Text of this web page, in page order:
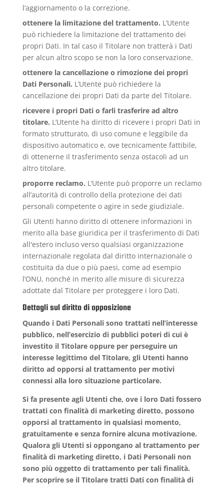
l’aggiornamento o la correzione.
ottenere la limitazione del trattamento. L’Utente
può richiedere la limitazione del trattamento dei
propri Dati. In tal caso il Titolare non tratterà i Dati
per alcun altro scopo se non la loro conservazione.
ottenere la cancellazione o rimozione dei propri
Dati Personali. L’Utente può richiedere la
cancellazione dei propri Dati da parte del Titolare.
ricevere i propri Dati o farli trasferire ad altro
titolare. L’Utente ha diritto di ricevere i propri Dati in
formato strutturato, di uso comune e leggibile da
dispositivo automatico e, ove tecnicamente fattibile,
di ottenerne il trasferimento senza ostacoli ad un
altro titolare.
proporre reclamo. L’Utente può proporre un reclamo
all’autorità di controllo della protezione dei dati
personali competente o agire in sede giudiziale.
Gli Utenti hanno diritto di ottenere informazioni in
merito alla base giuridica per il trasferimento di Dati
all'estero incluso verso qualsiasi organizzazione
internazionale regolata dal diritto internazionale o
costituita da due o più paesi, come ad esempio
l’ONU, nonché in merito alle misure di sicurezza
adottate dal Titolare per proteggere i loro Dati.
Dettagli sul diritto di opposizione
Quando i Dati Personali sono trattati nell’interesse
pubblico, nell’esercizio di pubblici poteri di cui è
investito il Titolare oppure per perseguire un
interesse legittimo del Titolare, gli Utenti hanno
diritto ad opporsi al trattamento per motivi
connessi alla loro situazione particolare.
Si fa presente agli Utenti che, ove i loro Dati fossero
trattati con finalità di marketing diretto, possono
opporsi al trattamento in qualsiasi momento,
gratuitamente e senza fornire alcuna motivazione.
Qualora gli Utenti si oppongano al trattamento per
finalità di marketing diretto, i Dati Personali non
sono più oggetto di trattamento per tali finalità.
Per scoprire se il Titolare tratti Dati con finalità di